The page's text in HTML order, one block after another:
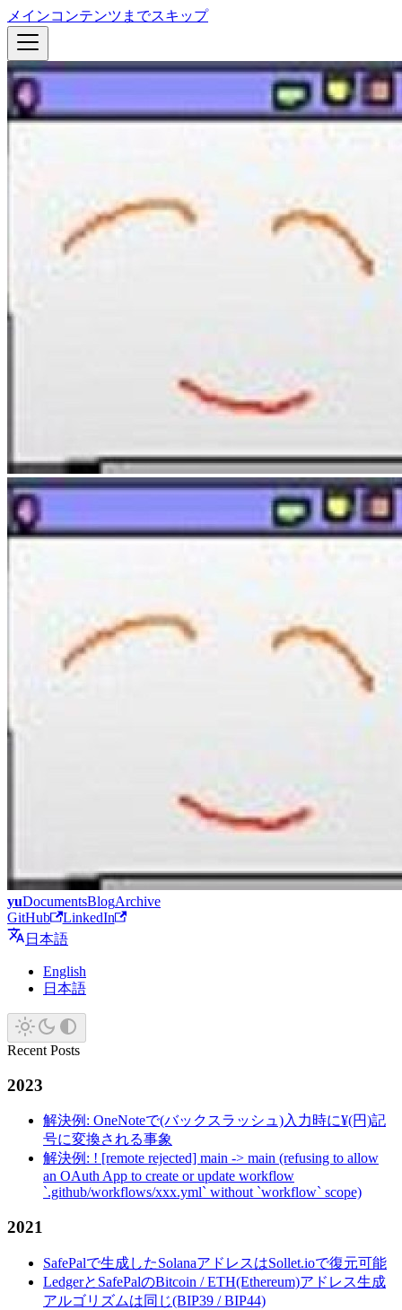
メインコンテンツまでスキップ
yuDocumentsBlogArchive
GitHub
LinkedIn
日本語
English
日本語
Recent Posts
2023
解決例: OneNoteで(バックスラッシュ)入力時に¥(円)記
号に変換される事象
解決例: ! [remote rejected] main -> main (refusing to allow
an OAuth App to create or update workflow
`.github/workflows/xxx.yml` without `workflow` scope)
2021
SafePalで生成したSolanaアドレスはSollet.ioで復元可能
LedgerとSafePalのBitcoin / ETH(Ethereum)アドレス生成
アルゴリズムは同じ(BIP39 / BIP44)